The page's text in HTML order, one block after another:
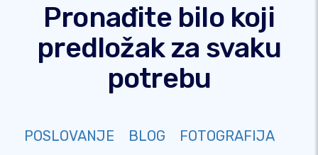
Pronađite bilo koji
predložak za svaku
potrebu
POSLOVANJE BLOG
FOTOGRAFIJA